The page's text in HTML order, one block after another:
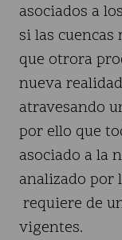
asociados a
si las
que otrora
nueva
atravesando
por ello que
asociado a la
analizado por
requiere de
vigentes.